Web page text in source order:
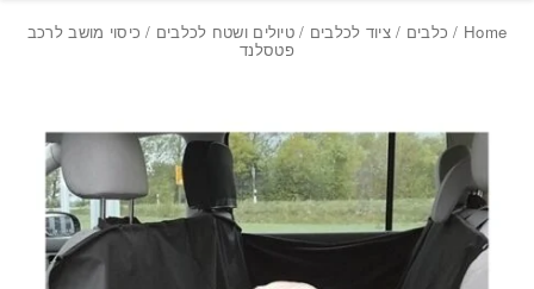
Home
/ כלבים /ציוד לכלבים /טיולים ושטח לכלבים / כיסוי מושב לרכב
פטסלנד